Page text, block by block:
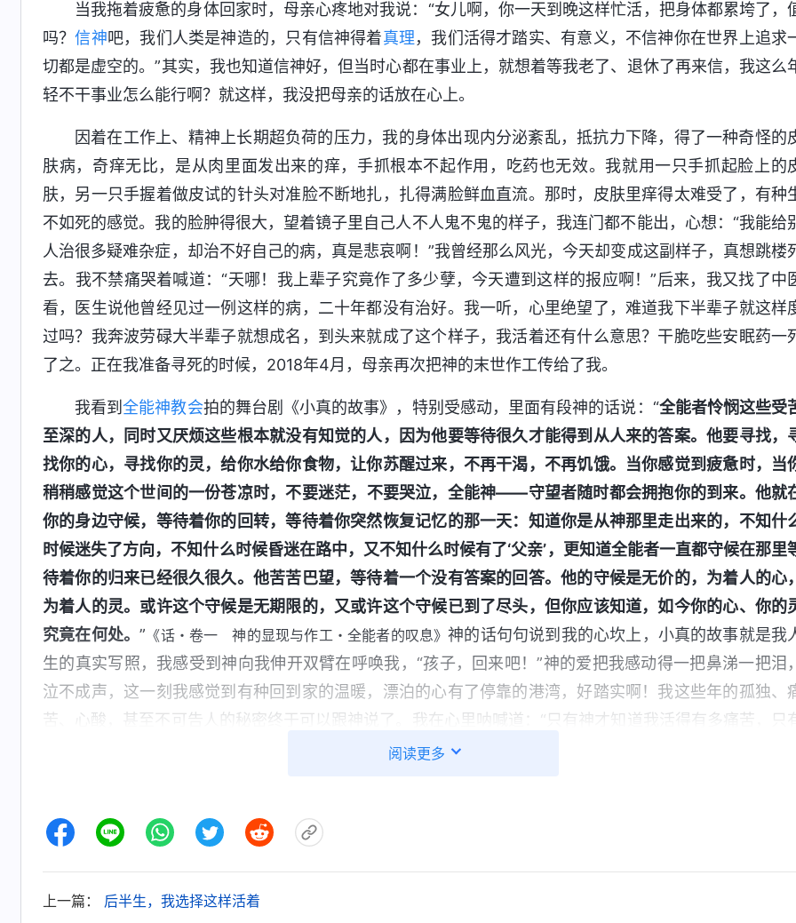
当我拖着疲惫的身体回家时，母亲心疼地对我说：“女儿啊，你一天到晚这样忙活，把身体都累垮了，
吗？信神吧，我们人类是神造的，只有信神得着真理，我们活得才踏实、有意义，不信神你在世界上追求
切都是虚空的。”其实，我也知道信神好，但当时心都在事业上，就想着等我老了、退休了再来信，我这么
轻不干事业怎么能行啊？就这样，我没把母亲的话放在心上。
因着在工作上、精神上长期超负荷的压力，我的身体出现内分泌紊乱，抵抗力下降，得了一种奇怪的
肤病，奇痒无比，是从肉里面发出来的痒，手抓根本不起作用，吃药也无效。我就用一只手抓起脸上的
肤，另一只手握着做皮试的针头对准脸不断地扎，扎得满脸鲜血直流。那时，皮肤里痒得太难受了，有种
不如死的感觉。我的脸肿得很大，望着镜子里自己人不人鬼不鬼的样子，我连门都不能出，心想：“我能给
人治很多疑难杂症，却治不好自己的病，真是悲哀啊！”我曾经那么风光，今天却变成这副样子，真想跳楼
去。我不禁痛哭着喊道：“天哪！我上辈子究竟作了多少孽，今天遭到这样的报应啊！”后来，我又找了中
看，医生说他曾经见过一例这样的病，二十年都没有治好。我一听，心里绝望了，难道我下半辈子就这样
过吗？我奔波劳碌大半辈子就想成名，到头来就成了这个样子，我活着还有什么意思？干脆吃些安眠药一
了之。正在我准备寻死的时候，2018年4月，母亲再次把神的末世作工传给了我。
我看到全能神教会拍的舞台剧《小真的故事》，特别受感动，里面有段神的话说：“全能者怜悯这些受
至深的人，同时又厌烦这些根本就没有知觉的人，因为他要等待很久才能得到从人来的答案。他要寻找，
找你的心，寻找你的灵，给你水给你食物，让你苏醒过来，不再干渴，不再饥饿。当你感觉到疲惫时，当
稍稍感觉这个世间的一份苍凉时，不要迷茫，不要哭泣，全能神——守望者随时都会拥抱你的到来。他就
你的身边守候，等待着你的回转，等待着你突然恢复记忆的那一天：知道你是从神那里走出来的，不知什
时候迷失了方向，不知什么时候昏迷在路中，又不知什么时候有了‘父亲’，更知道全能者一直都守候在那里
待着你的归来已经很久很久。他苦苦巴望，等待着一个没有答案的回答。他的守候是无价的，为着人的心，
为着人的灵。或许这个守候是无期限的，又或许这个守候已到了尽头，但你应该知道，如今你的心、你的
究竟在何处。” 《话・卷一 神的显现与作工・全能者的叹息》神的话句句说到我的心坎上，小真的故事就是我
生的真实写照，我感受到神向我伸开双臂在呼唤我，“孩子，回来吧！”神的爱把我感动得一把鼻涕一把泪，
泣不成声，这一刻我感觉到有种回到家的温暖，漂泊的心有了停靠的港湾，好踏实啊！我这些年的孤独、
苦、心酸，甚至不可告人的秘密终于可以跟神说了。我在心里呐喊道：“只有神才知道我活得有多痛苦，只
造物主对人类才会有这样真实的爱！”我哭着来到神面前向神诉说：“神啊！当我打拼事业累得疲惫不堪时，
放弃对我的拯救，一直在我身边等待着我向你回转的那一刻，拯救我脱离苦海。神啊！我要信你，我要紧紧
也好多了，我觉得能来到神面前是最幸福的人，更后悔自己心里刚硬，一次次推开神的拯救。
阅读更多
上一篇： 后半生，我选择这样活着